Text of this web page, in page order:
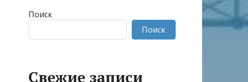
Поиск
Поиск
Свежие записи